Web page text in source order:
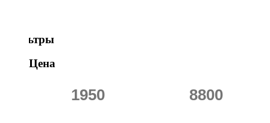
Фильтры
Цена